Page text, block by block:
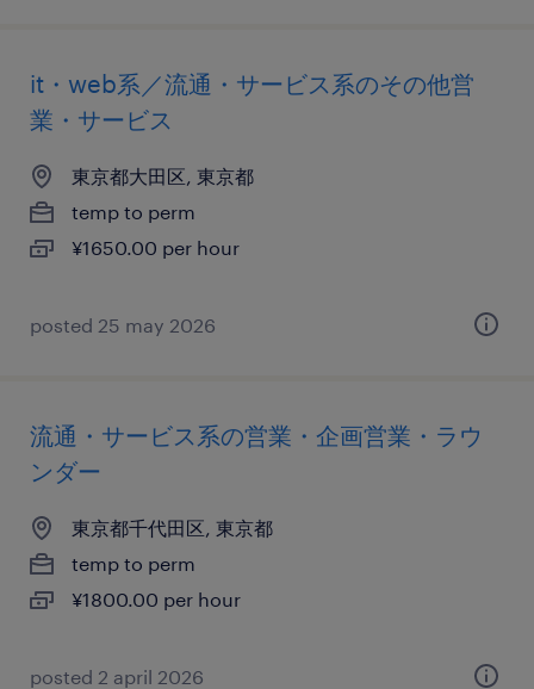
it・web系／流通・サービス系のその他営
業・サービス
東京都大田区, 東京都
temp to perm
¥1650.00 per hour
posted 25 may 2026
流通・サービス系の営業・企画営業・ラウ
ンダー
東京都千代田区, 東京都
temp to perm
¥1800.00 per hour
posted 2 april 2026